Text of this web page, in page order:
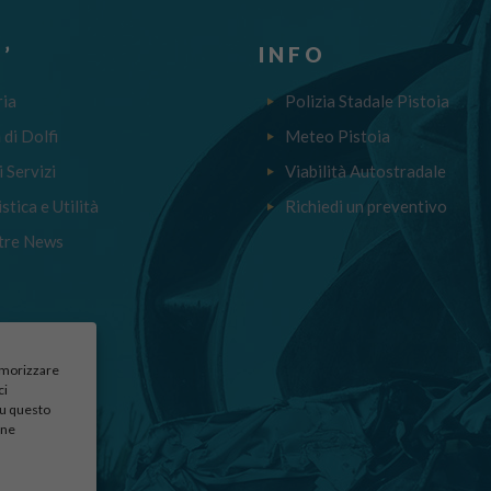
questo
di Dolfi
Servizi
e Utilità
News
INFO
Polizia Stadale Pistoia
Meteo Pistoia
Viabilità Autostradale
Richiedi un preventivo